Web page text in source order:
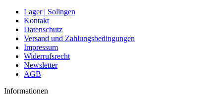
Lager | Solingen
Kontakt
Datenschutz
Versand und Zahlungsbedingungen
Impressum
Widerrufsrecht
Newsletter
AGB
Informationen